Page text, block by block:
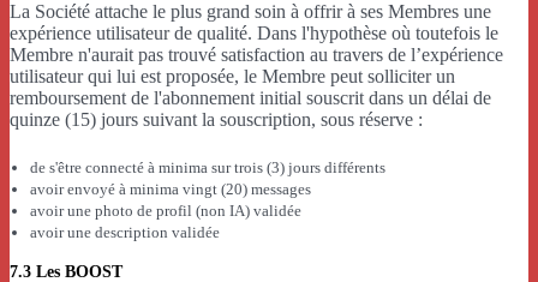
La Société attache le plus grand soin à offrir à ses Membres une
expérience utilisateur de qualité. Dans l'hypothèse où toutefois le
Membre n'aurait pas trouvé satisfaction au travers de l’expérience
utilisateur qui lui est proposée, le Membre peut solliciter un
remboursement de l'abonnement initial souscrit dans un délai de
quinze (15) jours suivant la souscription, sous réserve :
de s'être connecté à minima sur trois (3) jours différents
avoir envoyé à minima vingt (20) messages
avoir une photo de profil (non IA) validée
avoir une description validée
7.3 Les BOOST